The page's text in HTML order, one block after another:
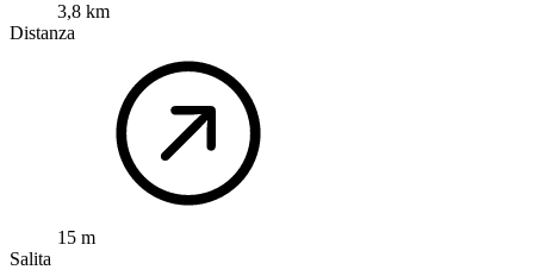
3,8 km
Distanza
15 m
Salita